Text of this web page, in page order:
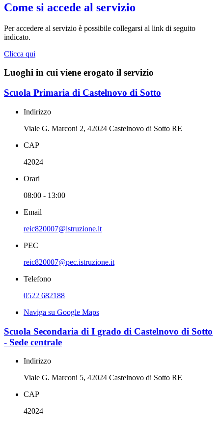
Come si accede al servizio
Per accedere al servizio è possibile collegarsi al link di seguito
indicato.
Clicca qui
Luoghi in cui viene erogato il servizio
Scuola Primaria di Castelnovo di Sotto
Indirizzo
Viale G. Marconi 2, 42024 Castelnovo di Sotto RE
CAP
42024
Orari
08:00 - 13:00
Email
reic820007@istruzione.it
PEC
reic820007@pec.istruzione.it
Telefono
0522 682188
Naviga su Google Maps
Scuola Secondaria di I grado di Castelnovo di Sotto
- Sede centrale
Indirizzo
Viale G. Marconi 5, 42024 Castelnovo di Sotto RE
CAP
42024